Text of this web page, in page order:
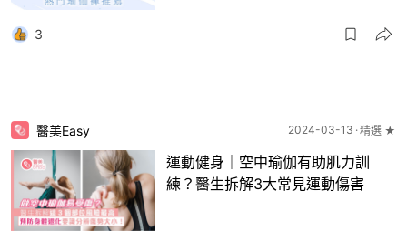
3
醫美Easy 2024-03-13 精選 ★
運動健身｜空中瑜伽有助肌力訓
練？醫生拆解3大常見運動傷害